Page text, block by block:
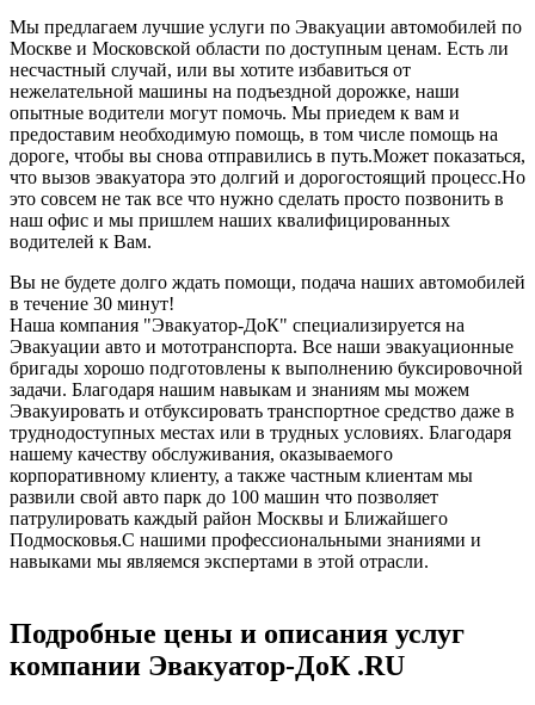
Мы предлагаем лучшие услуги по Эвакуации автомобилей по
Москве и Московской области по доступным ценам. Есть ли
несчастный случай, или вы хотите избавиться от
нежелательной машины на подъездной дорожке, наши
опытные водители могут помочь. Мы приедем к вам и
предоставим необходимую помощь, в том числе помощь на
дороге, чтобы вы снова отправились в путь.Может показаться,
что вызов эвакуатора это долгий и дорогостоящий процесс.Но
это совсем не так все что нужно сделать просто позвонить в
наш офис и мы пришлем наших квалифицированных
водителей к Вам.
Вы не будете долго ждать помощи, подача наших автомобилей
в течение 30 минут!
Наша компания "Эвакуатор-ДоК" специализируется на
Эвакуации авто и мототранспорта. Все наши эвакуационные
бригады хорошо подготовлены к выполнению буксировочной
задачи. Благодаря нашим навыкам и знаниям мы можем
Эвакуировать и отбуксировать транспортное средство даже в
труднодоступных местах или в трудных условиях. Благодаря
нашему качеству обслуживания, оказываемого
корпоративному клиенту, а также частным клиентам мы
развили свой авто парк до 100 машин что позволяет
патрулировать каждый район Москвы и Ближайшего
Подмосковья.С нашими профессиональными знаниями и
навыками мы являемся экспертами в этой отрасли.
Подробные цены и описания услуг
компании Эвакуатор-ДоК .RU